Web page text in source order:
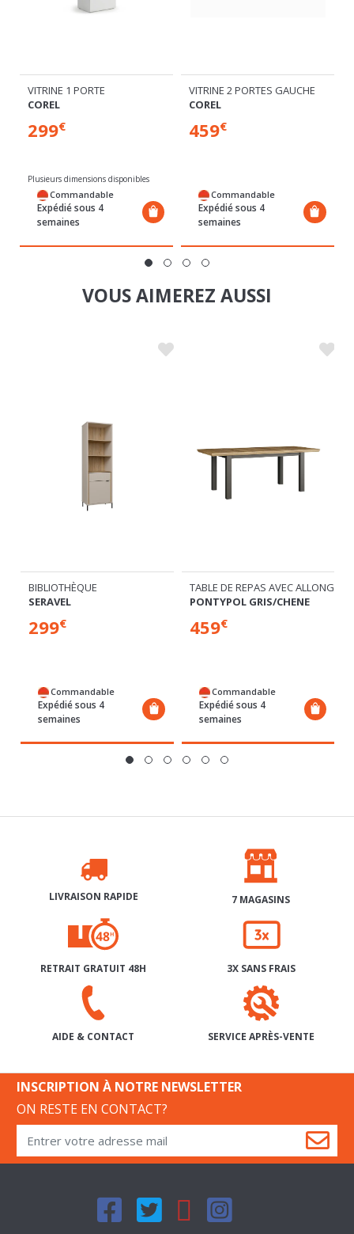
COREL
299€
Expédié sous 4
semaines
COREL
459€
semaines
VOUS AIMEREZ AUSSI
SERAVEL
299€
semaines
PONTYPOL GRIS/CHENE
459€
semaines
LIVRAISON RAPIDE 7 MAGASINS
RETRAIT GRATUIT 48H 3X SANS FRAIS
AIDE & CONTACT SERVICE APRÈS-VENTE
ON RESTE EN CONTACT?
NOTRE ENTREPRISE